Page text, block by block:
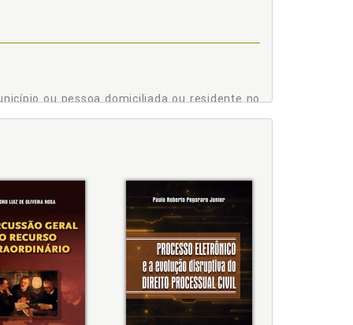
ou pessoa domiciliada ou residente no
p. 59
opção, p. 65
p. 111